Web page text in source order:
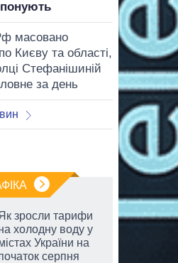
масовано
Києву та області,
Стефанішиній
за день
зросли тарифи
холодну воду у
України на
серпня